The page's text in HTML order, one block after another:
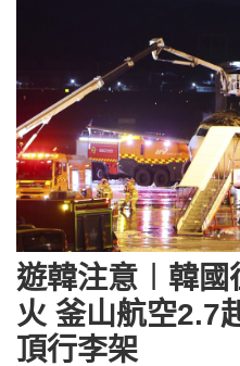
遊韓注意︱韓
火 釜山航空2.7
頂行李架